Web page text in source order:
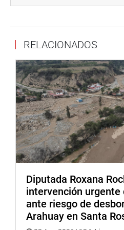
completamente al centro de
que resultó en demoras y
La Gerente General (e) de
responder sobre las
controladores, reconoció que
aéreos obligó a espaciar los
de reorganización integral que
instrucción de aviación civil.
Por su parte, la directora de
Milagros Pozo detalló que, en
Indecopi impuso 2,235
multas relacionadas con
siendo Latam Airlines Perú
581 infracciones,
RELACIONADOS
Diputada Roxana
intervención urgente
ante riesgo de
Arahuay en Santa